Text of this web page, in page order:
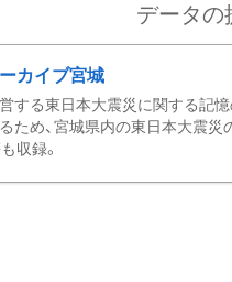
データの
カイブ宮城
する東日本大震災に関する記
ため、宮城県内の東日本大震災
収録。